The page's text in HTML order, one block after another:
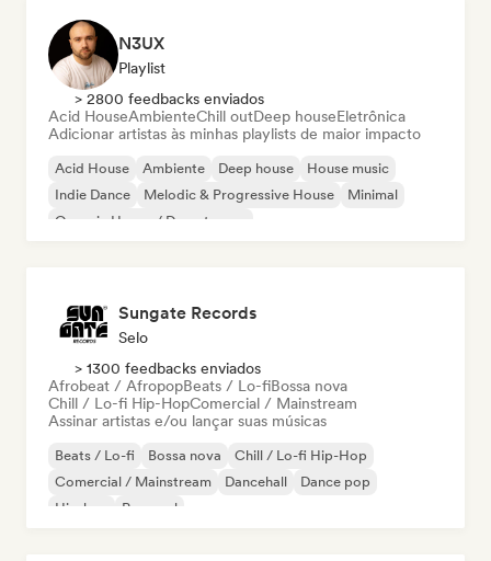
N3UX
Playlist
> 2800 feedbacks enviados
Acid HouseAmbienteChill outDeep houseEletrônica
Adicionar artistas às minhas playlists de maior impacto
Acid House Ambiente Deep house
House music
Indie Dance
Melodic & Progressive House
Minimal
Organic House / Downtempo
Sungate Records
Selo
> 1300 feedbacks enviados
Afrobeat / AfropopBeats / Lo-fiBossa nova
Chill / Lo-fi Hip-HopComercial / Mainstream
Assinar artistas e/ou lançar suas músicas
Beats / Lo-fi Bossa nova
Chill / Lo-fi Hip-Hop
Comercial / Mainstream
Dancehall
Dance pop
Hip-hop
Pop soul